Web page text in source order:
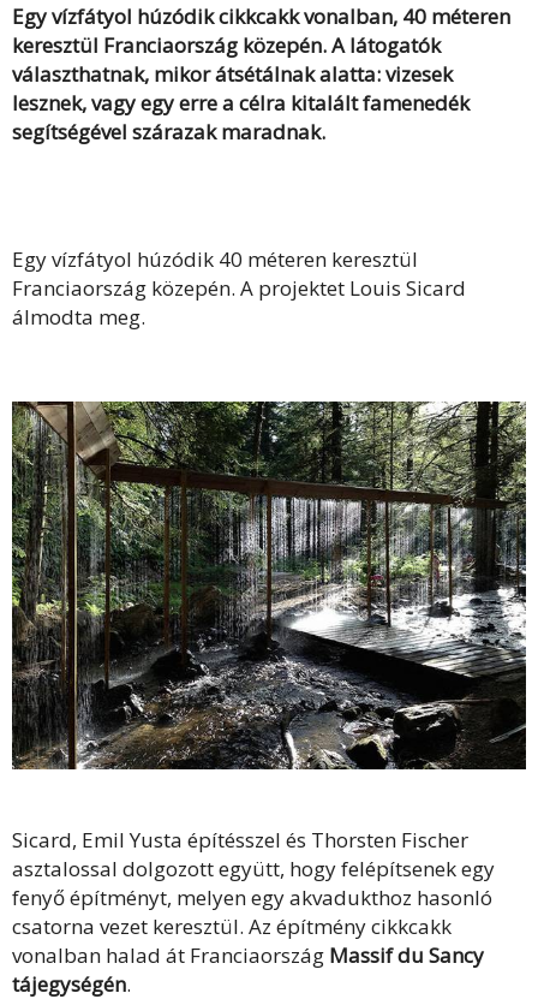
Egy vízfátyol húzódik cikkcakk vonalban, 40 méteren
keresztül Franciaország közepén. A látogatók
választhatnak, mikor átsétálnak alatta: vizesek
lesznek, vagy egy erre a célra kitalált famenedék
segítségével szárazak maradnak.
Egy vízfátyol húzódik 40 méteren keresztül
Franciaország közepén. A projektet Louis Sicard
álmodta meg.
Sicard, Emil Yusta építésszel és Thorsten Fischer
asztalossal dolgozott együtt, hogy felépítsenek egy
fenyő építményt, melyen egy akvadukthoz hasonló
csatorna vezet keresztül. Az építmény cikkcakk
vonalban halad át Franciaország Massif du Sancy
tájegységén.